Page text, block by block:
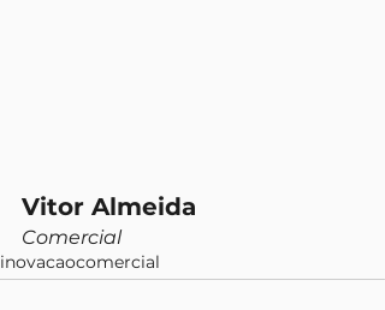
Vitor Almeida
Comercial
inovacaocomercial